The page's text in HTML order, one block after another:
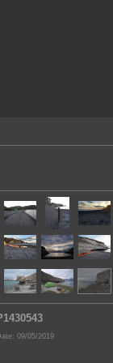
09/05/2019